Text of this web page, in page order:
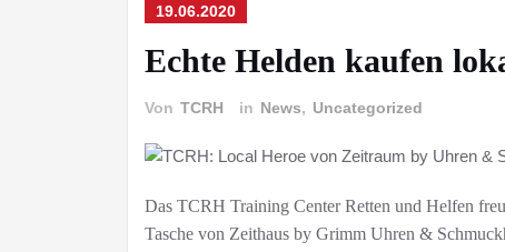
19.06.2020
Echte Helden kaufen
Von TCRH in News, Uncategorized
Das TCRH Training Center Retten und Helfen
Tasche von Zeithaus by Grimm Uhren &